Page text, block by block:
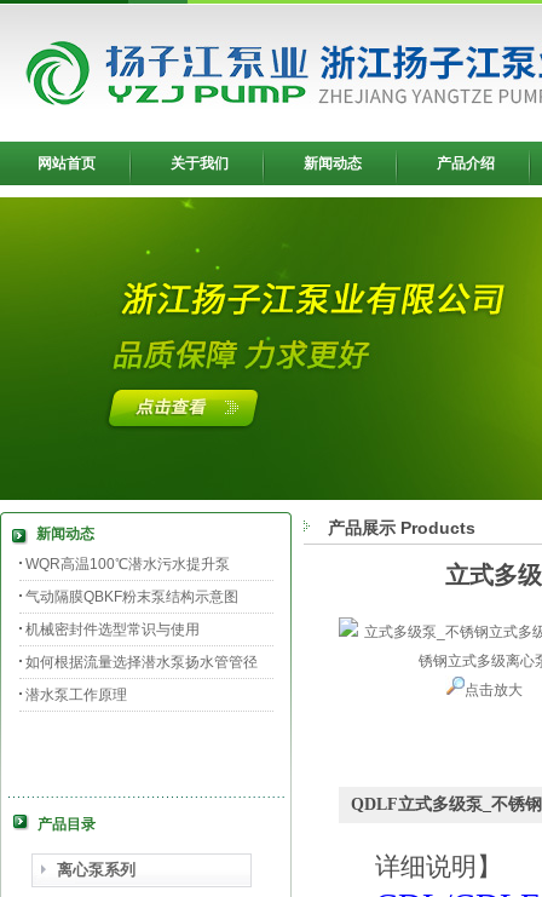
网站首页 关于我们 新闻动态 产品介绍
新闻动态
WQR高温100℃潜水污水提升泵
气动隔膜QBKF粉末泵结构示意图
机械密封件选型常识与使用
如何根据流量选择潜水泵扬水管管径
潜水泵工作原理
产品目录
离心泵系列
产品展示 Products
立式多
点击放大
QDLF立式多级泵_不锈
详细说明】